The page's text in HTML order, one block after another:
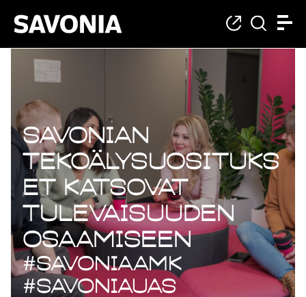
Savonian
tekoälysuosituks
et katsovat
tulevaisuuden
osaamiseen
#SavoniaAMK
#SavoniaUAS